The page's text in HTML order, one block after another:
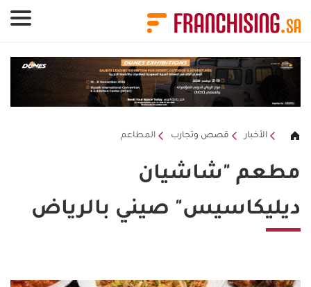
الأخبار قصص وتجارب المطاعم
مطعم "شاشيان
ديليكاسيس" صيني بالرياض
لوحة إدارة ملفات تعريف الارتباط